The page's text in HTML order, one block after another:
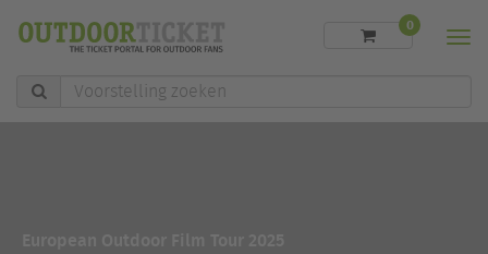
Voorstelling
zoeken
0